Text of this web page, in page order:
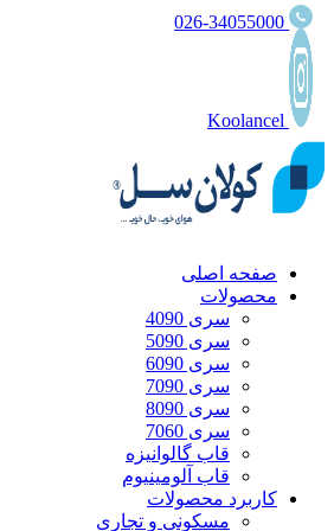
صفحه اصلی
محصولات
سری 4090
سری 5090
سری 6090
سری 7090
سری 8090
سری 7060
قاب گالوانیزه
قاب آلومینیوم
کاربرد محصولات
مسکونی و تجاری